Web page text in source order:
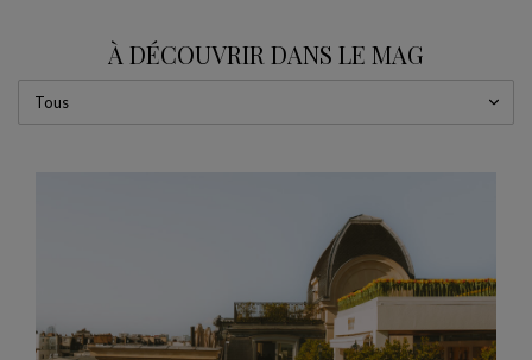
À DÉCOUVRIR DANS LE MAG